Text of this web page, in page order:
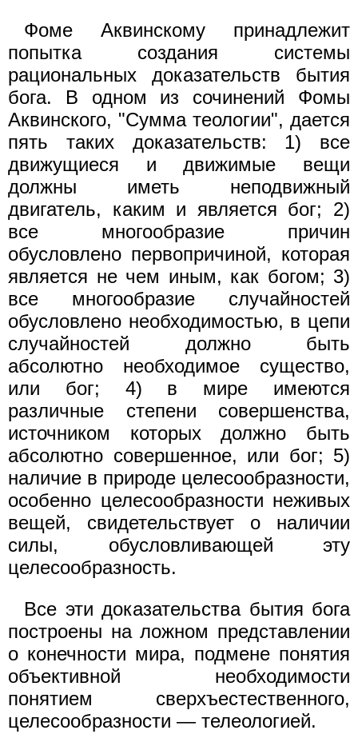
Фоме Аквинскому принадлежит
попытка создания системы
рациональных доказательств бытия
бога. В одном из сочинений Фомы
Аквинского, "Сумма теологии", дается
пять таких доказательств: 1) все
движущиеся и движимые вещи
должны иметь неподвижный
двигатель, каким и является бог; 2)
все многообразие причин
обусловлено первопричиной, которая
является не чем иным, как богом; 3)
все многообразие случайностей
обусловлено необходимостью, в цепи
случайностей должно быть
абсолютно необходимое существо,
или бог; 4) в мире имеются
различные степени совершенства,
источником которых должно быть
абсолютно совершенное, или бог; 5)
наличие в природе целесообразности,
особенно целесообразности неживых
вещей, свидетельствует о наличии
силы, обусловливающей эту
целесообразность.
Все эти доказательства бытия бога
построены на ложном представлении
о конечности мира, подмене понятия
объективной необходимости
понятием сверхъестественного,
целесообразности — телеологией.